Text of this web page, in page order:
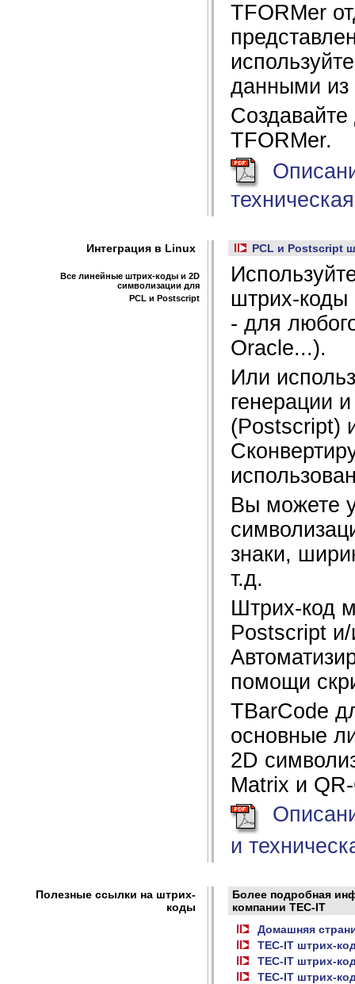
TFORMer
данными
TFORMer.
Интеграция в Linux
Все линейные штрих-коды и 2D
символизации для
PCL и Postscript
PCL и Postscript
штрих-коды
- для
Oracle...).
Или
генерации
(Postscript)
Вы можете
знаки,
т.д.
Штрих-код
Postscript
помощи
TBarCode
основные
2D
Matrix и
и
Полезные ссылки на штрих-
коды
Более подробная
компании TEC-IT
Домашняя
TEC-IT штрих-
TEC-IT штрих-
TEC-IT штрих-